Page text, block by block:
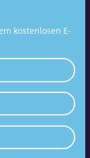
kostenlosen E-